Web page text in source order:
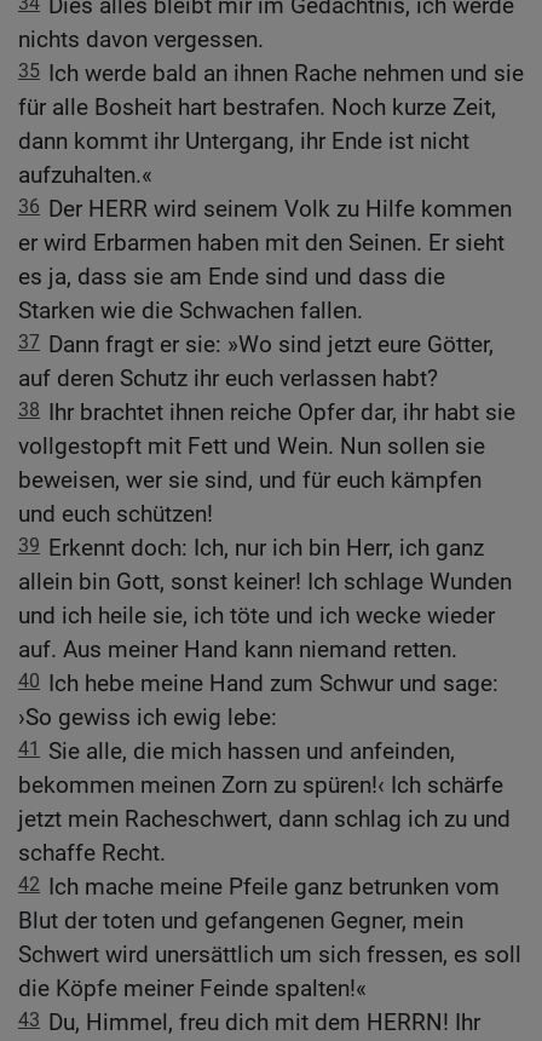
nichts davon vergessen.
35 Ich werde bald an ihnen Rache nehmen und sie
für alle Bosheit hart bestrafen. Noch kurze Zeit,
dann kommt ihr Untergang, ihr Ende ist nicht
aufzuhalten.«
36 Der HERR wird seinem Volk zu Hilfe kommen
er wird Erbarmen haben mit den Seinen. Er sieht
es ja, dass sie am Ende sind und dass die
Starken wie die Schwachen fallen.
37 Dann fragt er sie: »Wo sind jetzt eure Götter,
auf deren Schutz ihr euch verlassen habt?
38 Ihr brachtet ihnen reiche Opfer dar, ihr habt sie
vollgestopft mit Fett und Wein. Nun sollen sie
beweisen, wer sie sind, und für euch kämpfen
und euch schützen!
39 Erkennt doch: Ich, nur ich bin Herr, ich ganz
allein bin Gott, sonst keiner! Ich schlage Wunden
und ich heile sie, ich töte und ich wecke wieder
auf. Aus meiner Hand kann niemand retten.
40 Ich hebe meine Hand zum Schwur und sage:
›So gewiss ich ewig lebe:
41 Sie alle, die mich hassen und anfeinden,
bekommen meinen Zorn zu spüren!‹ Ich schärfe
jetzt mein Racheschwert, dann schlag ich zu und
schaffe Recht.
42 Ich mache meine Pfeile ganz betrunken vom
Blut der toten und gefangenen Gegner, mein
Schwert wird unersättlich um sich fressen, es soll
die Köpfe meiner Feinde spalten!«
43 Du, Himmel, freu dich mit dem HERRN! Ihr